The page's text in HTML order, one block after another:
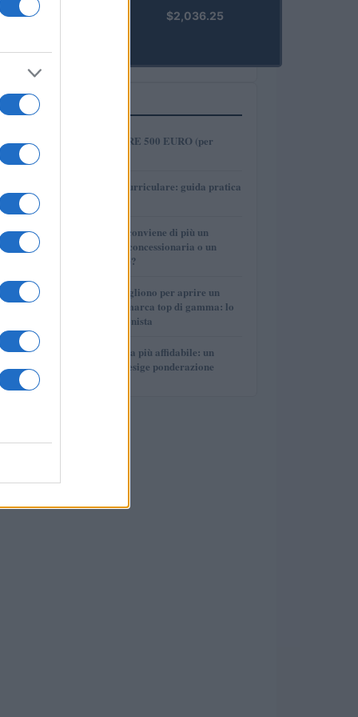
PRIME)
$2,036.25
PIÙ LETTI
1
COME INVESTIRE 500 EURO (per
2
Tirocinio extra-curriculare: guida pratica
3
Per le auto usate conviene di più un
finanziamento in concessionaria o un
prestito personale?
4
Quanti soldi ci vogliono per aprire un
autosalone multimarca top di gamma: lo
spiega il professionista
5
La macchina usata più affidabile: un
investimento che esige ponderazione